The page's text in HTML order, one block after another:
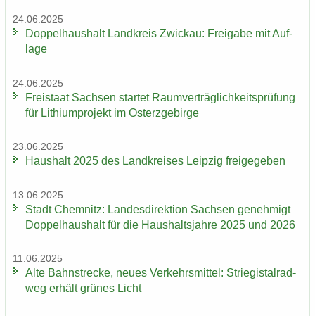
24.06.2025
Dop­pel­haus­halt Land­kreis Zwi­ckau: Frei­ga­be mit Auf­
la­ge
24.06.2025
Frei­staat Sach­sen star­tet Ra­um­ver­träg­lich­keits­prü­fung
für Li­thi­um­pro­jekt im Ost­erz­ge­bir­ge
23.06.2025
Haus­halt 2025 des Land­krei­ses Leip­zig frei­ge­ge­ben
13.06.2025
Stadt Chem­nitz: Lan­des­di­rek­ti­on Sach­sen ge­neh­migt
Dop­pel­haus­halt für die Haus­halts­jah­re 2025 und 2026
11.06.2025
Alte Bahn­stre­cke, neues Ver­kehrs­mit­tel: Strie­gi­st­al­rad­
weg er­hält grü­nes Licht